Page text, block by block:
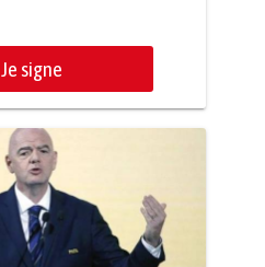
Je signe